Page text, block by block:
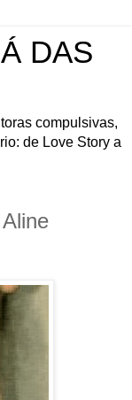
DAS
compulsivas,
de Love Story a